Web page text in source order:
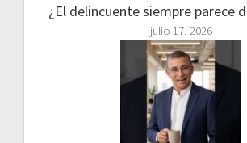
¿El delincuente siempre parece
julio 17, 2026